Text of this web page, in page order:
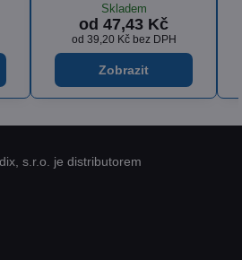
Skladem
od 36,18 Kč
od 29,90 Kčbez DPH
Zobrazit
s.r.o. je distributorem